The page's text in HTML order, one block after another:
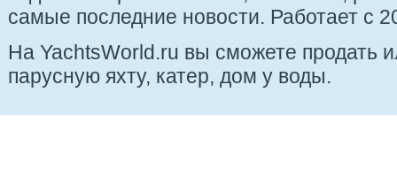
самые последние новости. Работает с
На YachtsWorld.ru вы сможете продать
парусную яхту, катер, дом у воды.